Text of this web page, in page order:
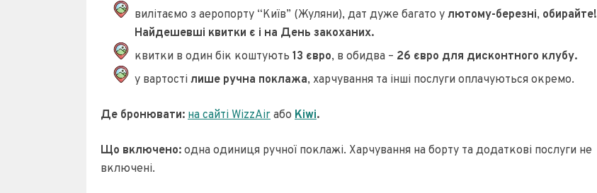
вилітаємо з аеропорту “Київ” (Жуляни), дат дуже багато у лютому-березні, обирайте!
Найдешевші квитки є і на День закоханих.
квитки в один бік коштують 13 євро, в обидва – 26 євро для дисконтного клубу.
у вартості лише ручна поклажа, харчування та інші послуги оплачуються окремо.
Де бронювати: на сайті WizzAir або Kiwi.
Що включено: одна одиниця ручної поклажі. Харчування на борту та додаткові послуги не
включені.